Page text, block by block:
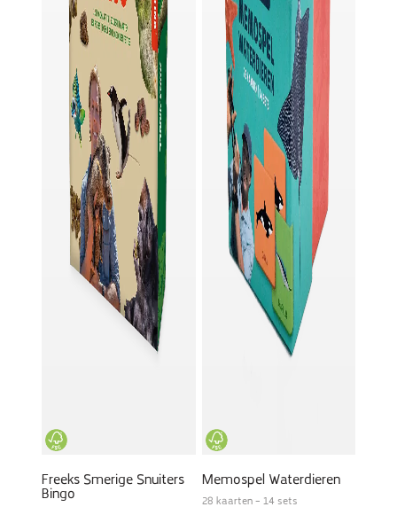
Freeks Smerige Snuiters
Bingo
Memospel Waterdieren
28 kaarten – 14 sets